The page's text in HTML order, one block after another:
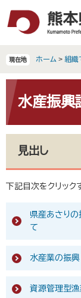
で
ば
文
現在地 ホーム > 組織
文 水産振興
見出し
下記目次をクリック
県産あさり
て
水産業の振興
資源管理型